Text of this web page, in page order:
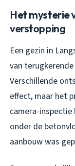
Het mysterie
verstopping
Een gezin in
van
Verschillende
effect, maar het
camera-inspectie
onder de
aanbouw was